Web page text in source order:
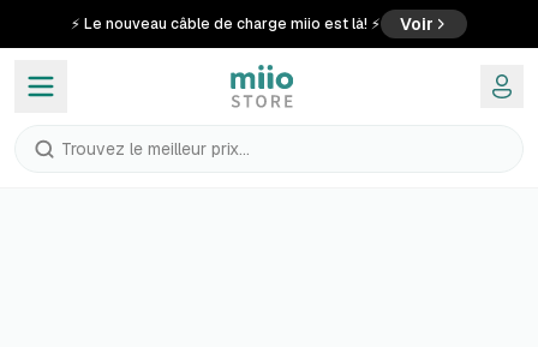
⚡ Le nouveau câble de charge miio est là! ⚡ Voir
Trouvez le meilleur prix...